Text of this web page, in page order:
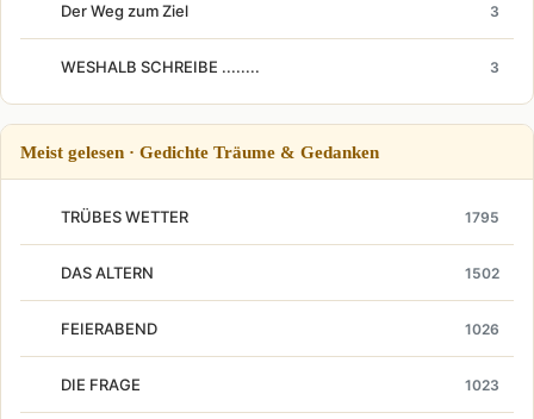
Der Weg zum Ziel 3
WESHALB SCHREIBE ........ 3
Meist gelesen · Gedichte Träume & Gedanken
TRÜBES WETTER 1795
DAS ALTERN 1502
FEIERABEND 1026
DIE FRAGE 1023